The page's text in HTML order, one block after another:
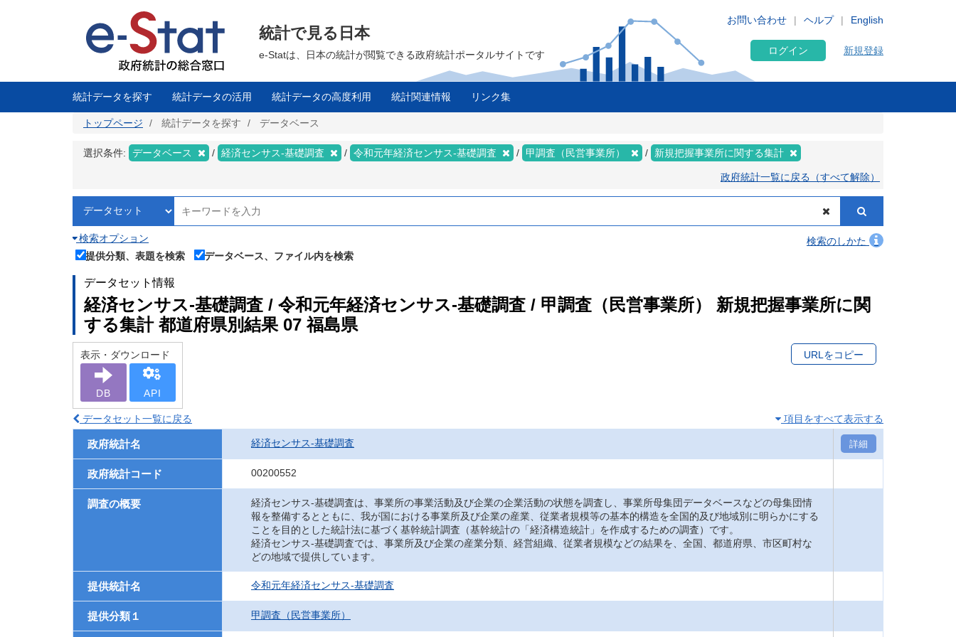
に
English
お問い合わせ ヘルプ
統計で見る日本
e-Statは、日本の統計が閲覧できる政府統計ポータルサイトです ログイン 新規登録
統計データを探す 統計データの活用 統計データの高度利用 統計関連情報 リンク集
トップページ 統計データを探す データベース
選択条件: データベース 経済センサス‐基礎調査 令和元年経済センサス‐基礎調査 甲調査（民営事業所） 新規把握事業所に関する集計
政府統計一覧に戻る（すべて解除）
検索オプション
検索のしかた
提供分類、表題を検索
データベース、ファイル内を検索
データセット情報
経済センサス‐基礎調査 / 令和元年経済センサス‐基礎調査 / 甲調査（民営事業所） 新規把握事業所に関
する集計 都道府県別結果 07 福島県
表示・ダウンロード
DB API
URLをコピー
データセット一覧に戻る 項目をすべて表示する
政府統計名 経済センサス‐基礎調査 詳細
政府統計コード 00200552
調査の概要
経済センサス‐基礎調査は、事業所の事業活動及び企業の企業活動の状態を調査し、事業所母集団データベースなどの母集団情
報を整備するとともに、我が国における事業所及び企業の産業、従業者規模等の基本的構造を全国的及び地域別に明らかにする
ことを目的とした統計法に基づく基幹統計調査（基幹統計の「経済構造統計」を作成するための調査）です。
経済センサス‐基礎調査では、事業所及び企業の産業分類、経営組織、従業者規模などの結果を、全国、都道府県、市区町村な
どの地域で提供しています。
提供統計名 令和元年経済センサス‐基礎調査
提供分類１ 甲調査（民営事業所）